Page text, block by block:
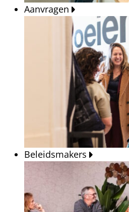
Aanvragen
Beleidsmakers